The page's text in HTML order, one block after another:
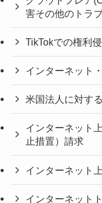
害その他のトラ
TikTokでの権利
インターネット
米国法人に対す
インターネット
止措置）請求
インターネット
インターネット